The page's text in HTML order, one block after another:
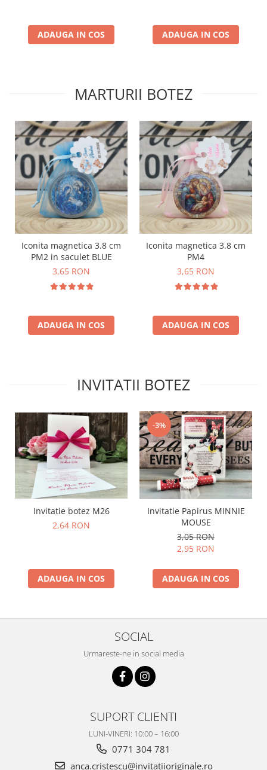
ADAUGA IN COS ADAUGA IN COS
MARTURII BOTEZ
Iconita magnetica 3.8 cm
PM2 in saculet BLUE
3,65 RON
ADAUGA IN COS
Iconita magnetica 3.8 cm
PM4
3,65 RON
ADAUGA IN COS
INVITATII BOTEZ
Invitatie botez M26
2,64 RON
ADAUGA IN COS
-3%
Invitatie Papirus MINNIE
MOUSE
3,05 RON
2,95 RON
ADAUGA IN COS
SOCIAL
Urmareste-ne in social media
SUPORT CLIENTI
LUNI-VINERI: 10:00 – 16:00
0771 304 781
anca.cristescu@invitatiioriginale.ro